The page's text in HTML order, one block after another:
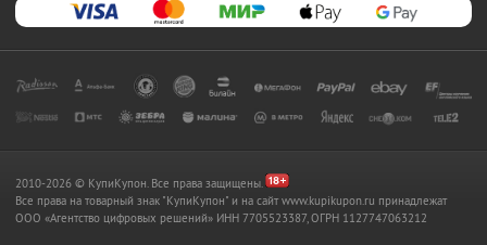
2010-2026 © КупиКупон. Все права защищены.
Все права на товарный знак "КупиКупон" и на сайт www.kupikupon.ru принадлежат
OOO «Агентство цифровых решений» ИНН 7705523387, ОГРН 1127747063212